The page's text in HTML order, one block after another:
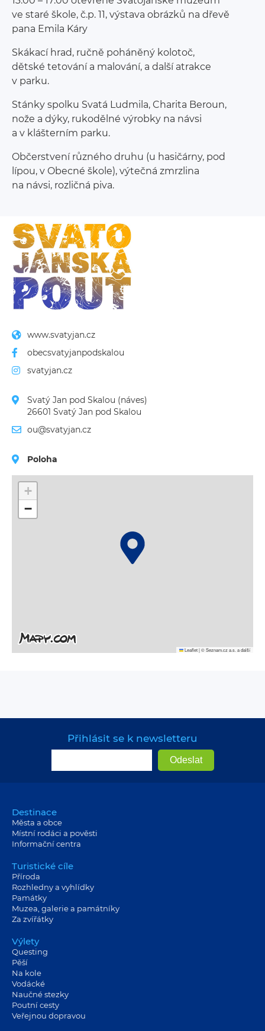
ve staré škole, č.p. 11, výstava obrázků na dřevě
pana Emila Káry
Skákací hrad, ručně poháněný kolotoč,
dětské tetování a malování, a další atrakce
v parku.
Stánky spolku Svatá Ludmila, Charita Beroun,
nože a dýky, rukodělné výrobky na návsi
a v klášterním parku.
Občerstvení různého druhu (u hasičárny, pod
lípou, v Obecné škole), výtečná zmrzlina
na návsi, rozličná piva.
www.svatyjan.cz
obecsvatyjanpodskalou
svatyjan.cz
Svatý Jan pod Skalou (náves)
26601 Svatý Jan pod Skalou
ou@svatyjan.cz
Poloha
+
−
Leaflet|© Seznam.cz a.s. a další
Přihlásit se k newsletteru
Destinace
Města a obce
Místní rodáci a pověsti
Informační centra
Turistické cíle
Příroda
Rozhledny a vyhlídky
Památky
Muzea, galerie a památníky
Za zvířátky
Výlety
Questing
Pěší
Na kole
Vodácké
Naučné stezky
Poutní cesty
Veřejnou dopravou